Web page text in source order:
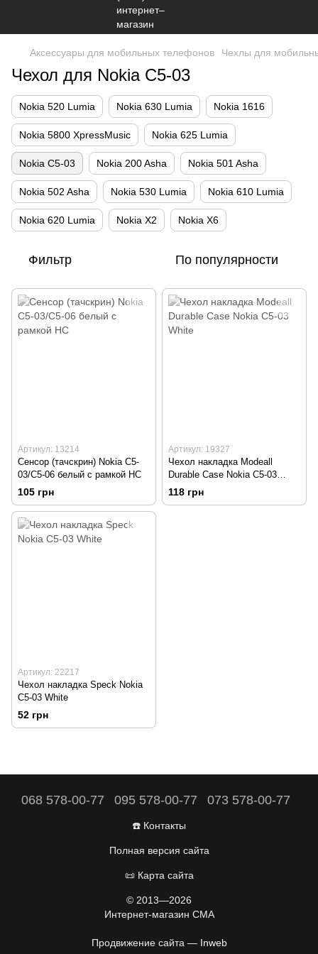
Аксессуары для мобильных телефонов Чехлы для
Чехол для Nokia C5-03
Nokia 520 Lumia Nokia 630 Lumia Nokia 1616
Nokia 5800 XpressMusic Nokia 625 Lumia
Nokia C5-03 Nokia 200 Asha Nokia 501 Asha
Nokia 502 Asha Nokia 530 Lumia Nokia 610 Lumia
Nokia 620 Lumia Nokia X2 Nokia X6
Фильтр По популярности
Артикул: 13214
Сенсор (тачскрин) Nokia C5-
03/C5-06 белый с рамкой HC
105 грн
Артикул: 19327
Чехол накладка Modeall
Durable Case Nokia C5-03
White
118 грн
Артикул: 22217
Чехол накладка Speck Nokia
C5-03 White
52 грн
068 578-00-77 095 578-00-77 073 578-00-77
☎️ Контакты
Полная версия сайта
📜 Карта сайта
© 2013—2026
Интернет-магазин CMA
Продвижение сайта — Inweb